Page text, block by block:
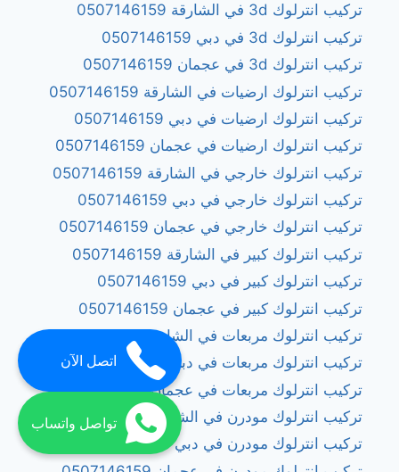
تركيب انترلوك 3d في الشارقة 0507146159
تركيب انترلوك 3d في دبي 0507146159
تركيب انترلوك 3d في عجمان 0507146159
تركيب انترلوك ارضيات في الشارقة 0507146159
تركيب انترلوك ارضيات في دبي 0507146159
تركيب انترلوك ارضيات في عجمان 0507146159
تركيب انترلوك خارجي في الشارقة 0507146159
تركيب انترلوك خارجي في دبي 0507146159
تركيب انترلوك خارجي في عجمان 0507146159
تركيب انترلوك كبير في الشارقة 0507146159
تركيب انترلوك كبير في دبي 0507146159
تركيب انترلوك كبير في عجمان 0507146159
تركيب انترلوك مربعات في الشارقة 0507146159
تركيب انترلوك مربعات في دبي 0507146159
تركيب انترلوك مربعات في عجمان 0507146159
تركيب انترلوك مودرن في الشارقة 0507146159
تركيب انترلوك مودرن في دبي 0507146159
اتصل الآن
تواصل واتساب